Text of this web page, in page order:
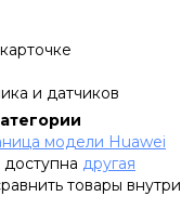
и датчиков
модели Huawei
другая
товары внутри